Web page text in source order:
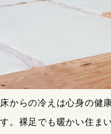
床からの冷えは心身の健
す。裸足でも暖かい住ま